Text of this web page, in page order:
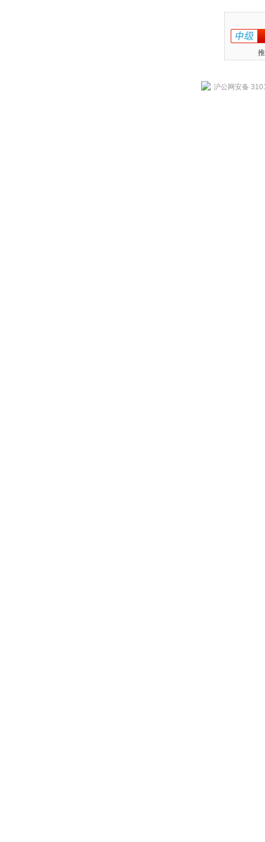
沪公网安备